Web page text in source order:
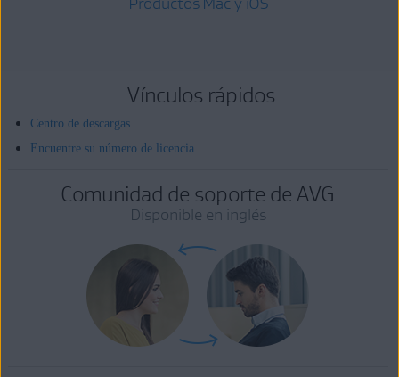
Vínculos rápidos
Centro de descargas
Encuentre su número de licencia
Comunidad de soporte de AVG
Disponible en inglés